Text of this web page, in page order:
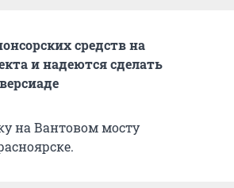
средств на
и надеются сделать
на Вантовом мосту